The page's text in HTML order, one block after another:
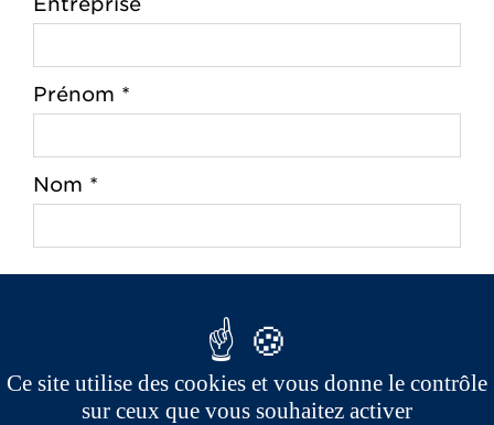
Prénom *
Nom *
Code postal *
Ce site utilise des cookies et vous donne le contrôle
sur ceux que vous souhaitez activer